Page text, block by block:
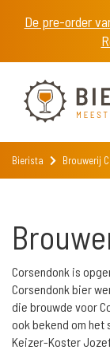
De pre-order
Bierista Brouwerij
Corsendonk is
Corsendonk bier
die brouwde voor
ook bekend om het
Keizer-Koster